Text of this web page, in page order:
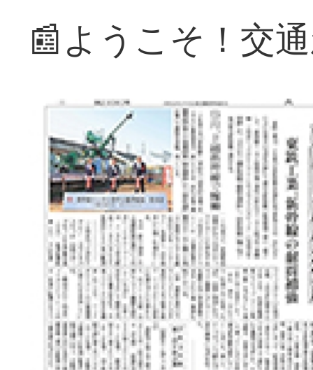
📰ようこそ！交